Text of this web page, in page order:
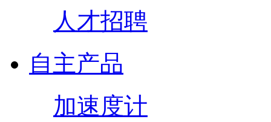
人才招聘
自主产品
加速度计